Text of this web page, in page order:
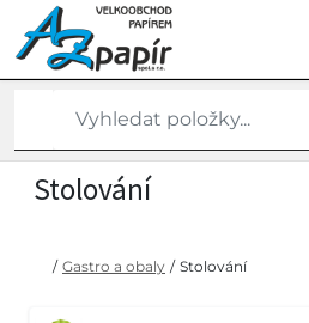
Stolování
/ Gastro a obaly / Stolování